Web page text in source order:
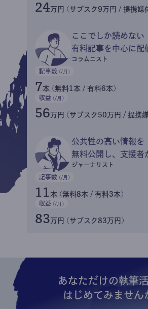
24万円 (サブスク9万円 / 提携媒
ここでしか読めない
有料記事を中心に配
コラムニスト
記事数 (/月)
7本 (無料1本 / 有料6本)
収益 (/月)
56万円 (サブスク50万円 / 提携
公共性の高い情報を
無料公開し、支援者
ジャーナリスト
記事数 (/月)
11 本 (無料8本 / 有料3本)
収益 (/月)
83万円 (サブスク83万円)
あなただけの執筆
はじめてみません